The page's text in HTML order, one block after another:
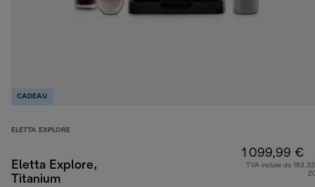
CADEAU
ELETTA EXPLORE
Eletta Explore,
Titanium
1 099,99 €
TVA incluse de